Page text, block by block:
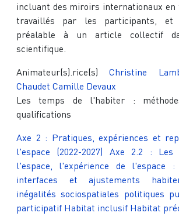
incluant des miroirs internationaux en
travaillés par les participants, et
préalable à un article collectif
scientifique.
Animateur(s).rice(s)
Christine
Chaudet Camille Devaux
Les temps de l'habiter :
qualifications
Axe 2 : Pratiques, expériences et
l'espace (2022-2027)
Axe 2.2 : Les
l'espace, l'expérience de l'espace
interfaces et ajustements
inégalités sociospatiales politiques
participatif Habitat inclusif Habitat